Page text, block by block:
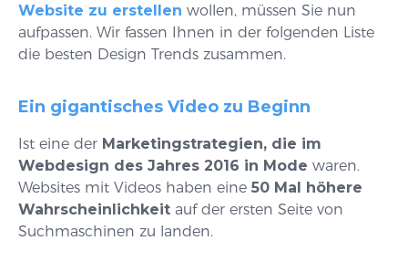
Website zu erstellen wollen, müssen Sie nun
aufpassen. Wir fassen Ihnen in der folgenden Liste
die besten Design Trends zusammen.
Ein gigantisches Video zu Beginn
Ist eine der Marketingstrategien, die im
Webdesign des Jahres 2016 in Mode waren.
Websites mit Videos haben eine 50 Mal höhere
Wahrscheinlichkeit auf der ersten Seite von
Suchmaschinen zu landen.